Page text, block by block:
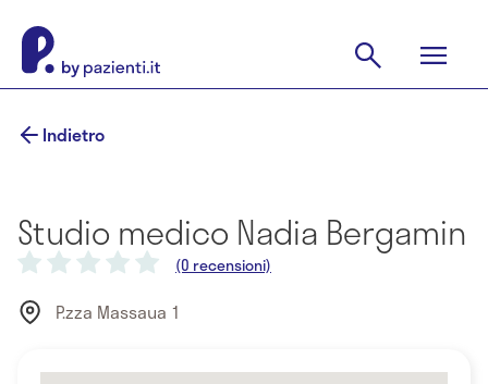
Indietro
Studio medico Nadia Bergamin
(0 recensioni)
P.zza Massaua 1